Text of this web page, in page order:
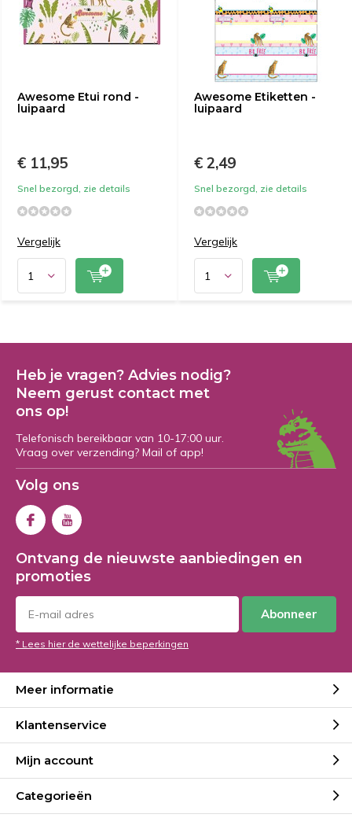
Awesome Etui rond -
luipaard
€ 11,95
Snel bezorgd, zie details
Vergelijk
Awesome Etiketten -
luipaard
€ 2,49
Snel bezorgd, zie details
Vergelijk
Heb je vragen? Advies nodig?
Neem gerust contact met
ons op!
Telefonisch bereikbaar van 10-17:00 uur.
Vraag over verzending? Mail of app!
Volg ons
Ontvang de nieuwste aanbiedingen en
promoties
Abonneer
* Lees hier de wettelijke beperkingen
Meer informatie
Klantenservice
Mijn account
Categorieën